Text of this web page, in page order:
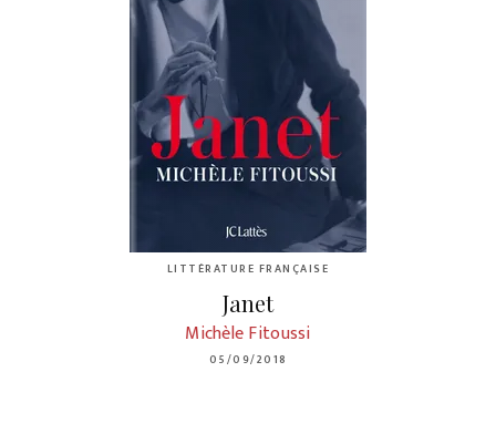
LITTÉRATURE FRANÇAISE
Janet
Michèle Fitoussi
05/09/2018